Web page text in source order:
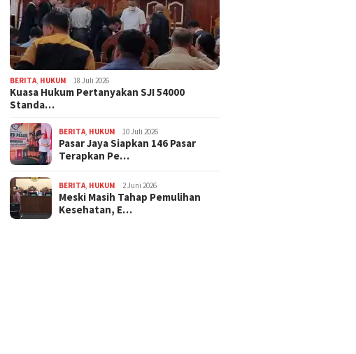
BERITA, HUKUM 18 Juli 2026
Kuasa Hukum Pertanyakan SJI 54000
Standa…
BERITA, HUKUM 10 Juli 2026
Pasar Jaya Siapkan 146 Pasar
Terapkan Pe…
BERITA, HUKUM 2 Juni 2026
Meski Masih Tahap Pemulihan
Kesehatan, E…